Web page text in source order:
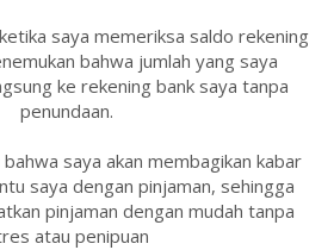
saya memeriksa saldo rekening
bahwa jumlah yang saya
ke rekening bank saya tanpa
penundaan.
saya akan membagikan kabar
saya dengan pinjaman, sehingga
pinjaman dengan mudah tanpa
atau penipuan